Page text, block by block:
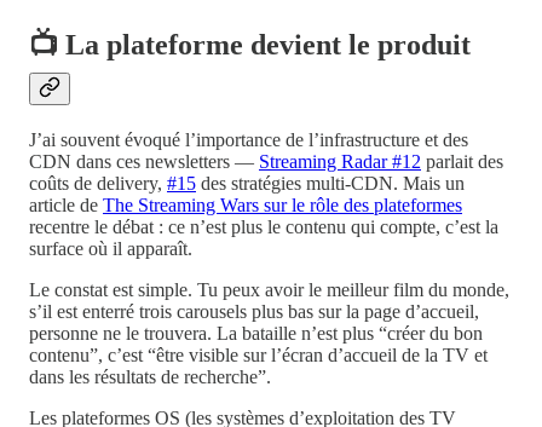
📺 La plateforme devient le produit
J’ai souvent évoqué l’importance de l’infrastructure et des
CDN dans ces newsletters — Streaming Radar #12 parlait des
coûts de delivery, #15 des stratégies multi-CDN. Mais un
article de The Streaming Wars sur le rôle des plateformes
recentre le débat : ce n’est plus le contenu qui compte, c’est la
surface où il apparaît.
Le constat est simple. Tu peux avoir le meilleur film du monde,
s’il est enterré trois carousels plus bas sur la page d’accueil,
personne ne le trouvera. La bataille n’est plus “créer du bon
contenu”, c’est “être visible sur l’écran d’accueil de la TV et
dans les résultats de recherche”.
Les plateformes OS (les systèmes d’exploitation des TV